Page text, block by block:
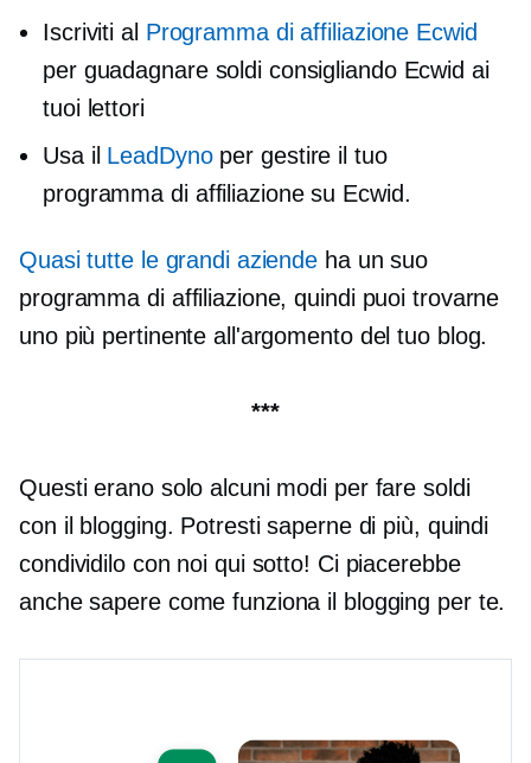
Iscriviti al Programma di affiliazione Ecwid
per guadagnare soldi consigliando Ecwid ai
tuoi lettori
Usa il LeadDynoper gestire il tuo
programma di affiliazione su Ecwid.
Quasi tutte le grandi aziende ha un suo
programma di affiliazione, quindi puoi trovarne
uno più pertinente all'argomento del tuo blog.
***
Questi erano solo alcuni modi per fare soldi
con il blogging. Potresti saperne di più, quindi
condividilo con noi qui sotto! Ci piacerebbe
anche sapere come funziona il blogging per te.